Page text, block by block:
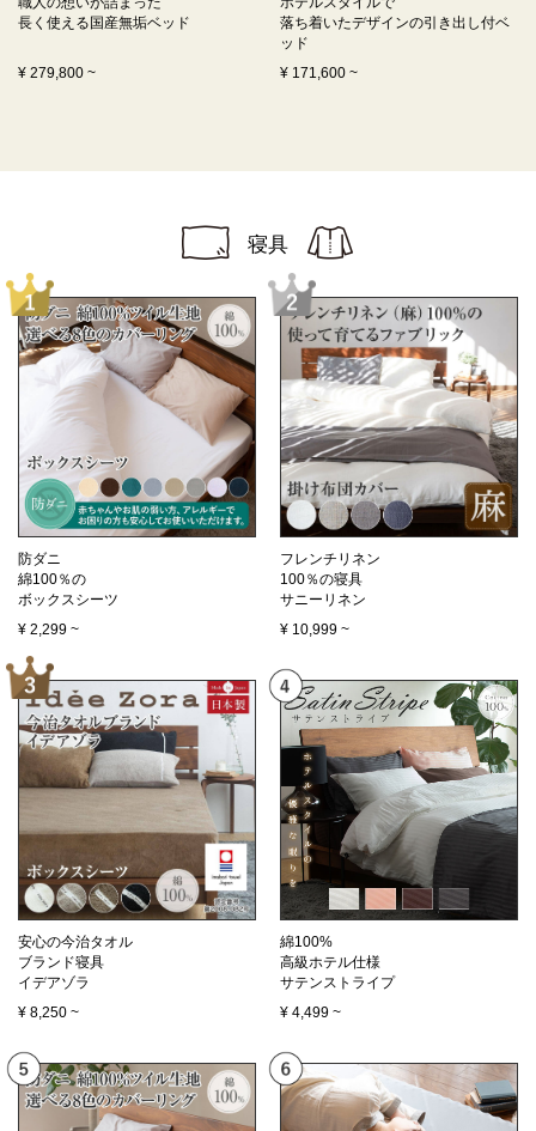
長く使える 国産無垢ベッド
¥ 279,800 ~
落ち着いたデザインの引き出し付ベ
ッド
¥ 171,600 ~
寝具
防ダニ
綿100％の
ボックスシーツ
¥ 2,299 ~
フレンチリネン
100％の寝具
サニーリネン
¥ 10,999 ~
安心の今治タオル
ブランド寝具
イデアゾラ
¥ 8,250 ~
綿100%
高級ホテル仕様
サテンストライプ
¥ 4,499 ~